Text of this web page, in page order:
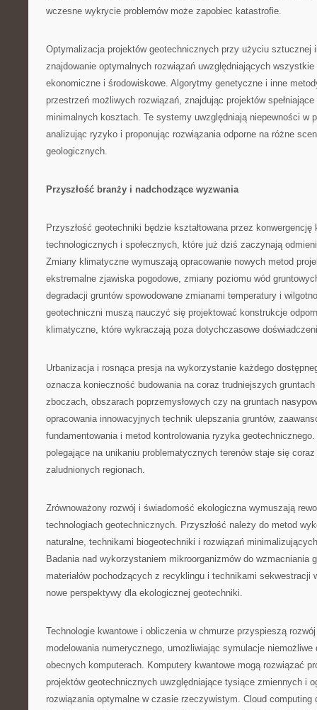
wczesne wykrycie problemów może zapobiec katastrofie.
Optymalizacja projektów geotechnicznych przy użyciu sztucznej
znajdowanie optymalnych rozwiązań uwzględniających
ekonomiczne i środowiskowe. Algorytmy genetyczne i inne
przestrzeń możliwych rozwiązań, znajdując projektów
minimalnych kosztach. Te systemy uwzględniają niepewności w
analizując ryzyko i proponując rozwiązania odporne na różne
geologicznych.
Przyszłość branży i nadchodzące wyzwania
Przyszłość geotechniki będzie kształtowana przez konwergencję
technologicznych i społecznych, które już dziś zaczynają
Zmiany klimatyczne wymuszają opracowanie nowych metod
ekstremalne zjawiska pogodowe, zmiany poziomu wód
degradacji gruntów spowodowane zmianami temperatury i
geotechniczni muszą nauczyć się projektować konstrukcje
klimatyczne, które wykraczają poza dotychczasowe
Urbanizacja i rosnąca presja na wykorzystanie każdego
oznacza konieczność budowania na coraz trudniejszych
zboczach, obszarach poprzemysłowych czy na gruntach
opracowania innowacyjnych technik ulepszania gruntów,
fundamentowania i metod kontrolowania ryzyka
polegające na unikaniu problematycznych terenów staje się
zaludnionych regionach.
Zrównoważony rozwój i świadomość ekologiczna wymuszają
technologiach geotechnicznych. Przyszłość należy do metod
naturalne, technikami biogeotechniki i rozwiązań
Badania nad wykorzystaniem mikroorganizmów do wzmacniania
materiałów pochodzących z recyklingu i technikami sekwestracji
nowe perspektywy dla ekologicznej geotechniki.
Technologie kwantowe i obliczenia w chmurze przyspieszą
modelowania numerycznego, umożliwiając symulacje niemożliwe
obecnych komputerach. Komputery kwantowe mogą rozwiązać
projektów geotechnicznych uwzględniające tysiące zmiennych i
rozwiązania optymalne w czasie rzeczywistym. Cloud computing